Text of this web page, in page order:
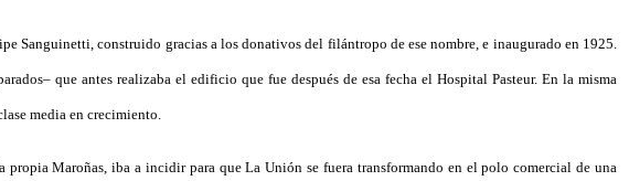
Sanguinetti, construido gracias a los donativos del filántropo de ese nombre, e inaugurado en 1925.
que antes realizaba el edificio que fue después de esa fecha el Hospital Pasteur. En la misma
media en crecimiento.
Maroñas, iba a incidir para que La Unión se fuera transformando en el polo comercial de una